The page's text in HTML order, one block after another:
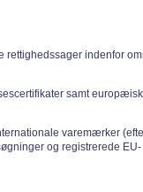
rettighedssager indenfor
samt
varemærker
og registrerede EU-